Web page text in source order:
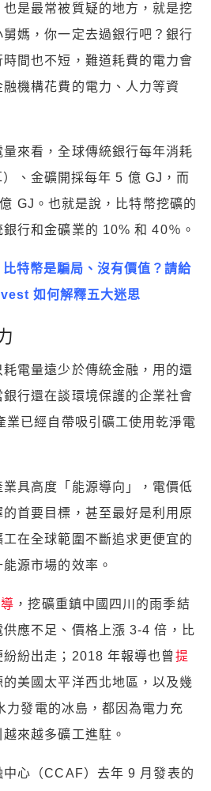
是最常被質疑的地方，就是挖
媽，你一定去過銀行吧？銀行
間也不短，難道耗費的電力會
機構花費的電力、人力等資
來看，全球傳統銀行每年消耗
、金礦開採每年 5 億 GJ，而
GJ。也就是說，比特幣挖礦的
行和金礦業的 10% 和 40％。
比特幣是騙局、沒有價值？請給
如何解釋五大迷思
電量遠少於傳統金融，用的還
行還在談環境保護的企業社會
業已經自帶吸引礦工使用乾淨電
具高度「能源導向」，電價低
首要目標，甚至最好是利用原
在全球範圍不斷追求更便宜的
源市場的效率。
，挖礦重鎮中國四川的雨季結
應不足、價格上漲 3-4 倍，比
紛出走；2018 年報導也曾 提
的美國太平洋西北地區，以及幾
力發電的冰島，都因為電力充
來越多礦工進駐。
心（CCAF）去年 9 月發表的